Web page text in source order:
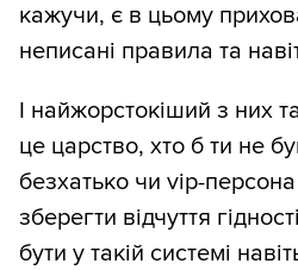
кажучи, є в цьому
неписані правила та
І найжорстокіший з них
це царство, хто б ти не
безхатько чи vip-
зберегти відчуття
бути у такій системі